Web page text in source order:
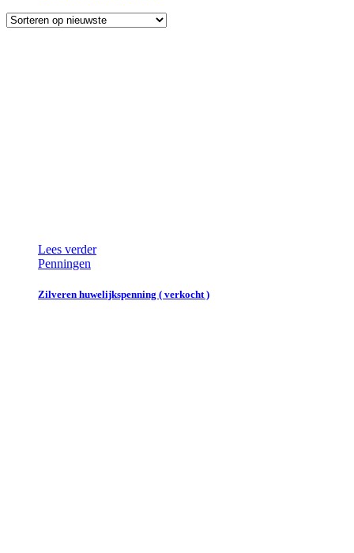
Lees verder
Penningen
Zilveren huwelijkspenning ( verkocht )